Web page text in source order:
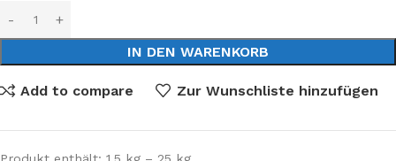
IN DEN WARENKORB
Add to compare Zur Wunschliste hinzufügen